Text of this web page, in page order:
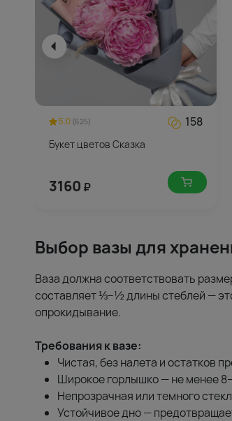
5.0 (625) 158
Букет цветов Сказка
3160 ₽
Выбор вазы для
Ваза должна соответствовать
составляет ⅓–½ длины стеблей —
опрокидывание.
Требования к вазе:
Чистая, без налета и остатков
Широкое горлышко — не менее
Непрозрачная или темного
Устойчивое дно —